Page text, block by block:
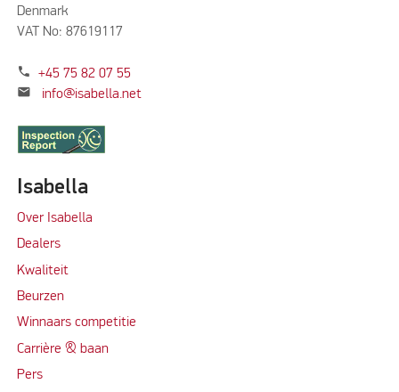
Denmark
VAT No: 87619117
phone +45 75 82 07 55
mail info@isabella.net
Isabella
Over Isabella
Dealers
Kwaliteit
Beurzen
Winnaars competitie
Carrière & baan
Pers